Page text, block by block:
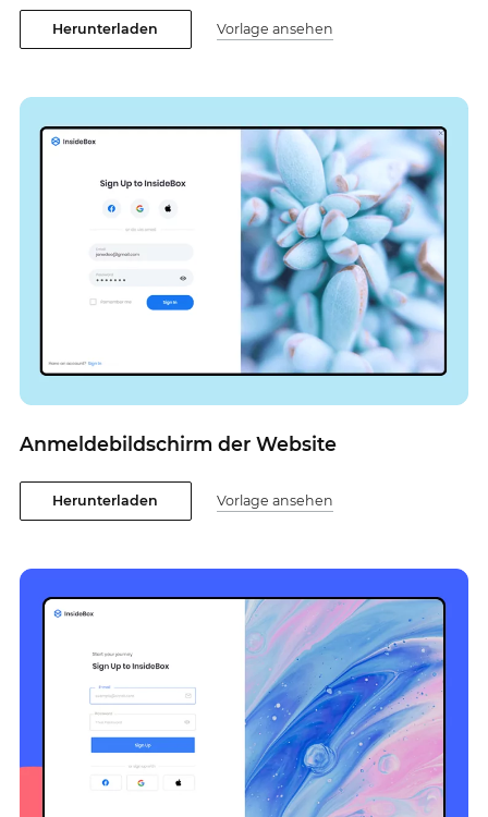
Herunterladen Vorlage ansehen
Anmeldebildschirm der Website
Herunterladen Vorlage ansehen